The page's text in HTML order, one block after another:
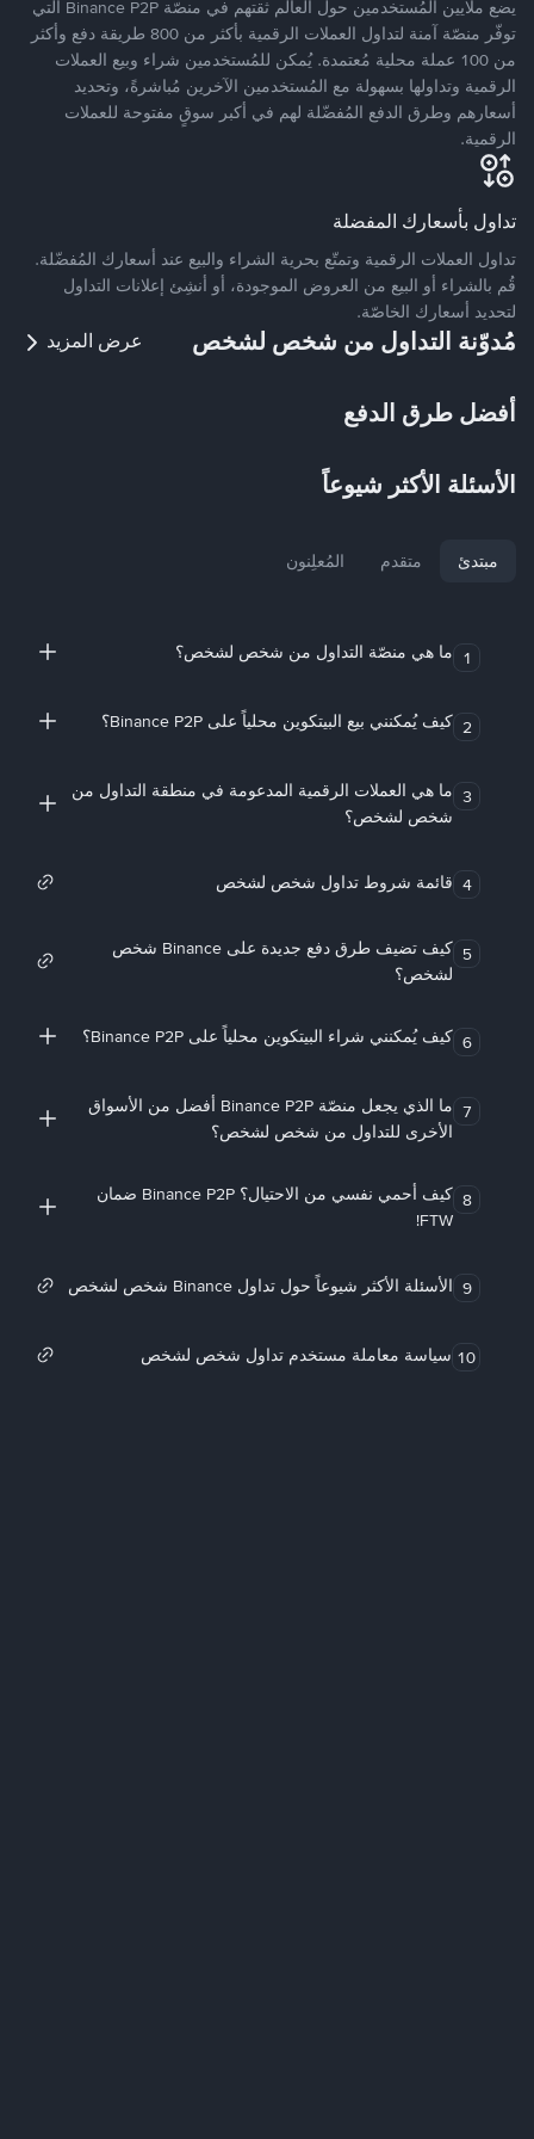
يضع ملايين المُستخدمين حول العالم ثقتهم في منصّة Binance P2P التي
توفّر منصّة آمنة لتداول العملات الرقمية بأكثر من 800 طريقة دفع وأكثر
من 100 عملة محلية مُعتمدة. يُمكن للمُستخدمين شراء وبيع العملات
الرقمية وتداولها بسهولة مع المُستخدمين الآخرين مُباشرةً، وتحديد
أسعارهم وطرق الدفع المُفضّلة لهم في أكبر سوقٍ مفتوحة للعملات
الرقمية.
تداول بأسعارك المفضلة
تداول العملات الرقمية وتمتّع بحرية الشراء والبيع عند أسعارك المُفضّلة.
قُم بالشراء أو البيع من العروض الموجودة، أو أنشِئ إعلانات التداول
لتحديد أسعارك الخاصّة.
مُدوّنة التداول من شخص لشخص عرض المزيد
أفضل طرق الدفع
الأسئلة الأكثر شيوعاً
مبتدئ متقدم المُعلِنون
1 ما هي منصّة التداول من شخص لشخص؟
2 كيف يُمكنني بيع البيتكوين محلياً على Binance P2P؟
3 ما هي العملات الرقمية المدعومة في منطقة التداول من
شخص لشخص؟
4 قائمة شروط تداول شخص لشخص
5
كيف تضيف طرق دفع جديدة على Binance شخص
لشخص؟
6 كيف يُمكنني شراء البيتكوين محلياً على Binance P2P؟
7
ما الذي يجعل منصّة Binance P2P أفضل من الأسواق
الأخرى للتداول من شخص لشخص؟
8
كيف أحمي نفسي من الاحتيال؟ Binance P2P ضمان
FTW!
9 الأسئلة الأكثر شيوعاً حول تداول Binance شخص لشخص
10 سياسة معاملة مستخدم تداول شخص لشخص